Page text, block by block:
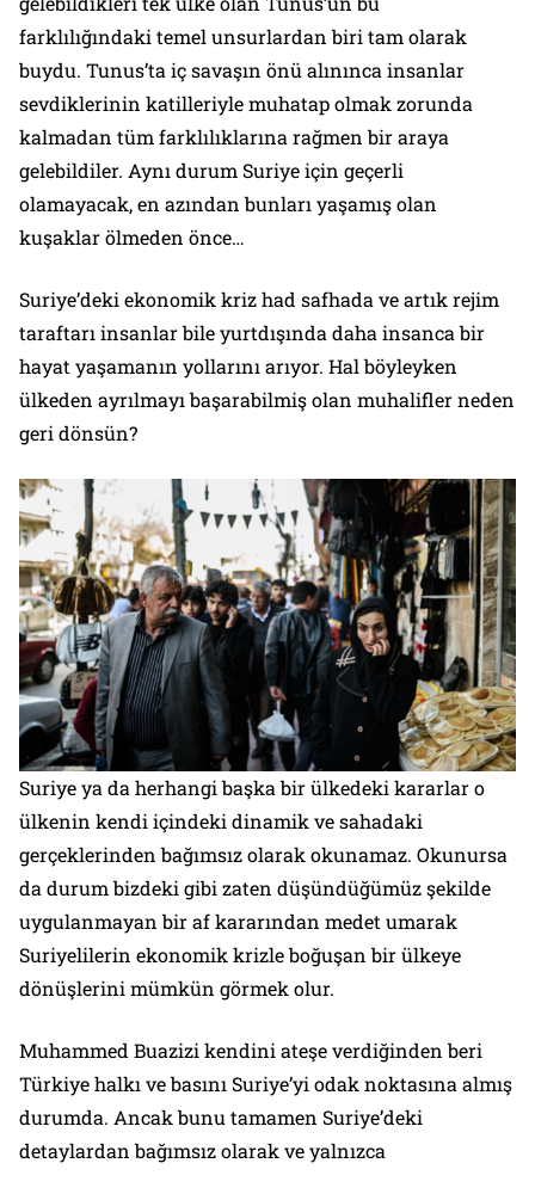
farklılığındaki temel unsurlardan biri tam olarak
buydu. Tunus’ta iç savaşın önü alınınca insanlar
sevdiklerinin katilleriyle muhatap olmak zorunda
kalmadan tüm farklılıklarına rağmen bir araya
gelebildiler. Aynı durum Suriye için geçerli
olamayacak, en azından bunları yaşamış olan
kuşaklar ölmeden önce…
Suriye’deki ekonomik kriz had safhada ve artık rejim
taraftarı insanlar bile yurtdışında daha insanca bir
hayat yaşamanın yollarını arıyor. Hal böyleyken
ülkeden ayrılmayı başarabilmiş olan muhalifler neden
geri dönsün?
Suriye ya da herhangi başka bir ülkedeki kararlar o
ülkenin kendi içindeki dinamik ve sahadaki
gerçeklerinden bağımsız olarak okunamaz. Okunursa
da durum bizdeki gibi zaten düşündüğümüz şekilde
uygulanmayan bir af kararından medet umarak
Suriyelilerin ekonomik krizle boğuşan bir ülkeye
dönüşlerini mümkün görmek olur.
Muhammed Buazizi kendini ateşe verdiğinden beri
Türkiye halkı ve basını Suriye’yi odak noktasına almış
durumda. Ancak bunu tamamen Suriye’deki
detaylardan bağımsız olarak ve yalnızca